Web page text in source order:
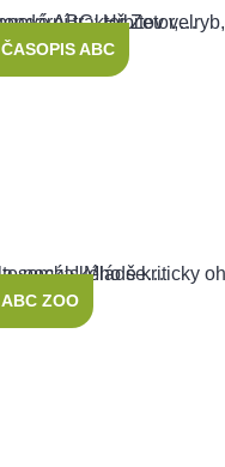
ČASOPIS ABC
ABC ZOO